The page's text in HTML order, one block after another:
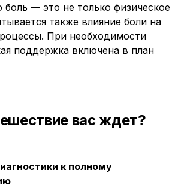
боль — это не только физическое
также влияние боли на
При необходимости
поддержка включена в план
вас ждет?
к полному